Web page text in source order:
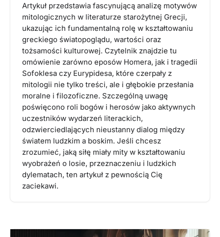
Artykuł przedstawia fascynującą analizę motywów
mitologicznych w literaturze starożytnej Grecji,
ukazując ich fundamentalną rolę w kształtowaniu
greckiego światopoglądu, wartości oraz
tożsamości kulturowej. Czytelnik znajdzie tu
omówienie zarówno eposów Homera, jak i tragedii
Sofoklesa czy Eurypidesa, które czerpały z
mitologii nie tylko treści, ale i głębokie przesłania
moralne i filozoficzne. Szczególną uwagę
poświęcono roli bogów i herosów jako aktywnych
uczestników wydarzeń literackich,
odzwierciedlających nieustanny dialog między
światem ludzkim a boskim. Jeśli chcesz
zrozumieć, jaką siłę miały mity w kształtowaniu
wyobrażeń o losie, przeznaczeniu i ludzkich
dylematach, ten artykuł z pewnością Cię
zaciekawi.